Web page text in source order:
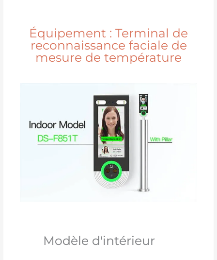
Équipement : Terminal de
reconnaissance faciale de
mesure de température
Modèle d'intérieur